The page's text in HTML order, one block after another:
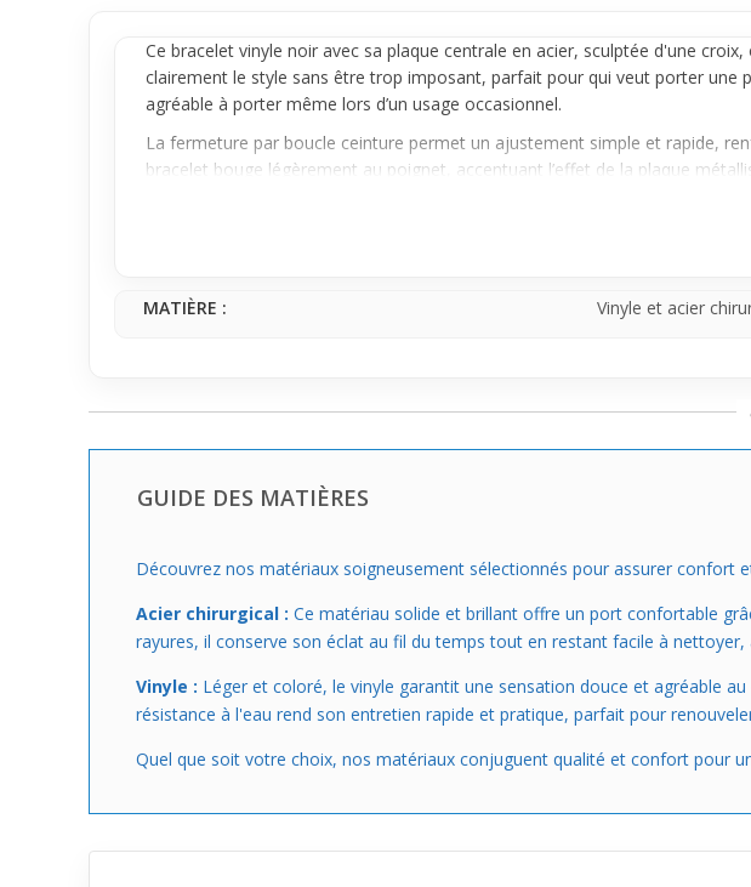
Ce braceletvinyle noir avec sa plaque centrale en acier, sculptée d'une
clairement le style sans être trop imposant, parfait pour qui veut porter une
agréable à porter même lors d’un usage occasionnel.
La fermeture par boucle ceinture permet un ajustement simple et rapide,
bracelet bouge légèrement au poignet, accentuant l’effet de la plaque
Tu peux l’associer facilement à un look casual ou plus streetwear, avec
MATIÈRE : Vinyle et acier
GUIDE DES MATIÈRES
Découvrez nos matériaux soigneusement sélectionnés pour assurer confort
Acier chirurgical : Ce matériau solide et brillant offre un port confortable
rayures, il conserve son éclat au fil du temps tout en restant facile à
Vinyle : Léger et coloré, le vinyle garantit une sensation douce et agréable
résistance à l'eau rend son entretien rapide et pratique, parfait pour
Quel que soit votre choix, nos matériaux conjuguent qualité et confort pour